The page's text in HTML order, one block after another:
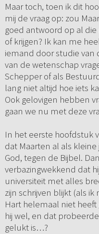
Maar toch, toen ik dit
mij de vraag op: zou
goed antwoord op al
of krijgen? Ik kan me
iemand door studie van
van de wetenschap
Schepper of als
lang niet altijd hoe iets
Ook gelovigen hebben
gaan we nu met deze
In het eerste hoofdstuk
dat Maarten al als
God, tegen de Bijbel.
verbazingwekkend dat
universiteit met alles
zijn schrijven blijkt (als ik
Hart helemaal niet
hij wel, en dat
gelukt is…?